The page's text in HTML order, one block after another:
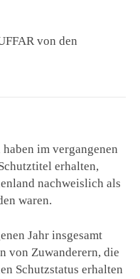
von den
im vergangenen
erhalten,
nachweislich als
waren.
Jahr insgesamt
von Zuwanderern, die
Schutzstatus erhalten